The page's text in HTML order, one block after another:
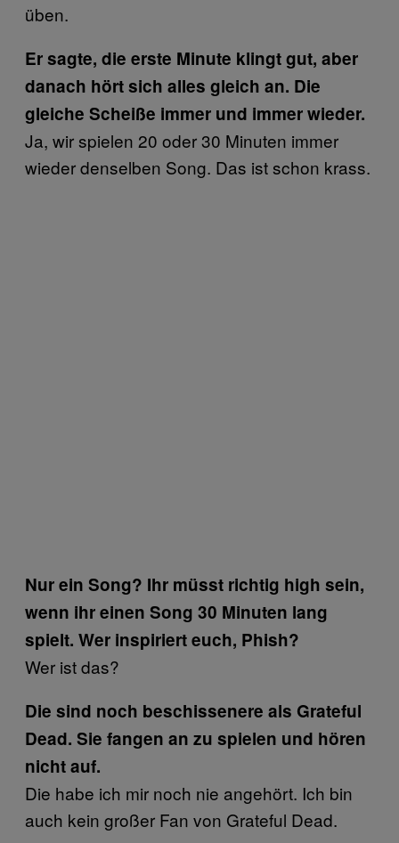
üben.
Er sagte, die erste Minute klingt gut, aber
danach hört sich alles gleich an. Die
gleiche Scheiße immer und immer wieder.
Ja, wir spielen 20 oder 30 Minuten immer
wieder denselben Song. Das ist schon krass.
Nur ein Song? Ihr müsst richtig high sein,
wenn ihr einen Song 30 Minuten lang
spielt. Wer inspiriert euch, Phish?
Wer ist das?
Die sind noch beschissenere als Grateful
Dead. Sie fangen an zu spielen und hören
nicht auf.
Die habe ich mir noch nie angehört. Ich bin
auch kein großer Fan von Grateful Dead.